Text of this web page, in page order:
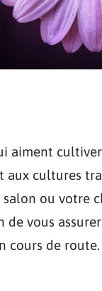
aiment
aux cultures
ou votre
de vous
cours de